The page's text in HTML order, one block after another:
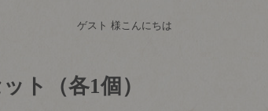
ゲスト 様こんにちは
ト（各1個）